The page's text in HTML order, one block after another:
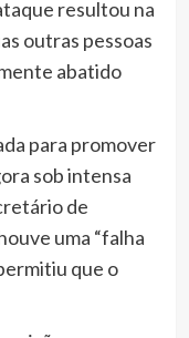
resultou na
outras pessoas
abatido
para promover
sob intensa
de
uma “falha
que o